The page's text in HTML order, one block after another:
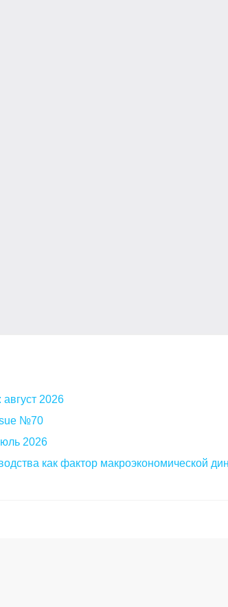
2026
№70
2026
как фактор макроэкономической